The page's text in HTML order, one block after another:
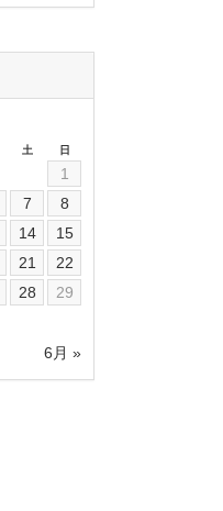
土 日
6月 »
1
7
8
14
15
21
22
28
29